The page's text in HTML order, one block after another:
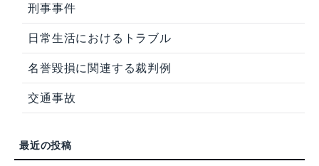
刑事事件
日常生活におけるトラブル
名誉毀損に関連する裁判例
交通事故